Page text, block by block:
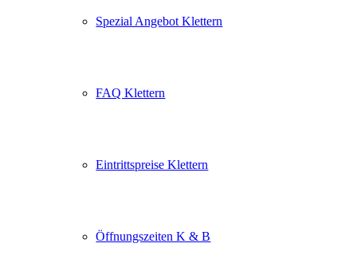
Spezial Angebot Klettern
FAQ Klettern
Eintrittspreise Klettern
Öffnungszeiten K & B